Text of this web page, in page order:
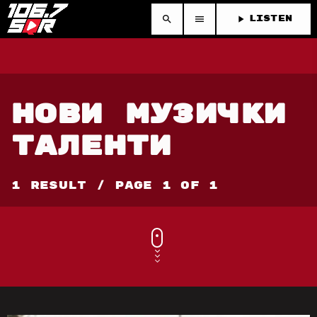
search menu play_arrow LISTEN
НОВИ МУЗИЧКИ
ТАЛЕНТИ
1 Result / Page 1 of 1